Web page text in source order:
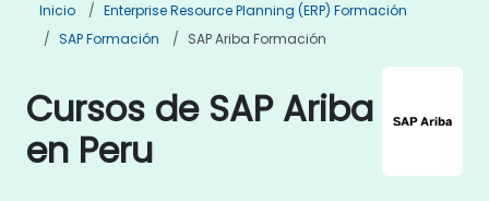
Inicio
Enterprise Resource Planning (ERP) Formación
SAP Formación
SAP Ariba Formación
Cursos de SAP Ariba
en Peru